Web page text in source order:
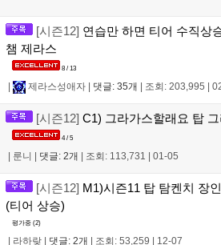
[시즌12] 연습만 하면 티어 수직상
챔 제라스
8 / 13
제라스성애자 댓글: 35개 조회: 203,995
[시즌12] C1) 그라가스할래요 탑
4 / 5
룬니 댓글: 2개 조회: 113,731 01-05
[시즌12] M1)시즌11 탑 탐켄치 장
(티어 상승)
평가중 (2)
| 라하랒 | 댓글: 2개 | 조회: 53,259 | 12-07